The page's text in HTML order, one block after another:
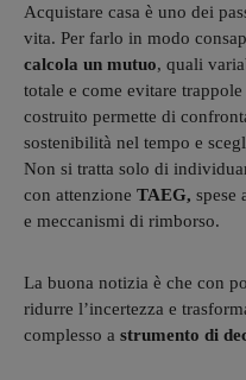
Acquistare casa è uno dei
vita. Per farlo in modo
calcola un mutuo, quali
totale e come evitare
costruito permette di
sostenibilità nel tempo e
Non si tratta solo di
con attenzione TAEG, spese
e meccanismi di rimborso.
La buona notizia è che con
ridurre l’incertezza e
complesso a strumento di